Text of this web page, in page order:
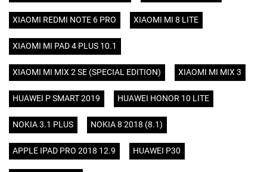
XIAOMI REDMI NOTE 6 PRO XIAOMI MI 8 LITE
XIAOMI MI PAD 4 PLUS 10.1
XIAOMI MI MIX 2 SE (SPECIAL EDITION) XIAOMI MI MIX 3
HUAWEI P SMART 2019 HUAWEI HONOR 10 LITE
NOKIA 3.1 PLUS NOKIA 8 2018 (8.1)
APPLE IPAD PRO 2018 12.9 HUAWEI P30